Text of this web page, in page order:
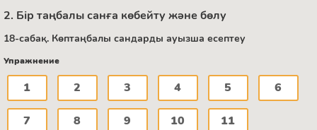
2. Бір таңбалы санға көбейту және бөлу
18-сабақ. Көптаңбалы сандарды ауызша есептеу
Упражнение
1 2 3 4 5 6
7 8 9 10 11